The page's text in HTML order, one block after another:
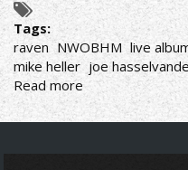
Tags:
raven NWOBHM live
mike heller joe
Read more about
RAVEN:
ΔΙΠΛΟ